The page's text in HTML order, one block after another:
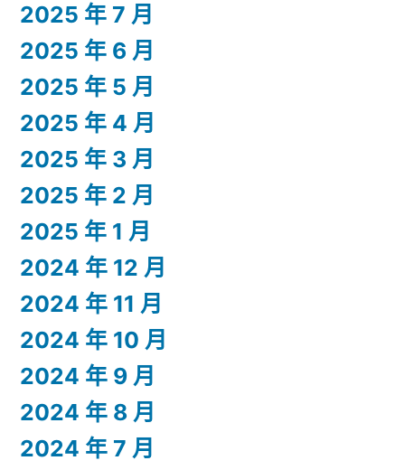
2025 年 7 月
2025 年 6 月
2025 年 5 月
2025 年 4 月
2025 年 3 月
2025 年 2 月
2025 年 1 月
2024 年 12 月
2024 年 11 月
2024 年 10 月
2024 年 9 月
2024 年 8 月
2024 年 7 月